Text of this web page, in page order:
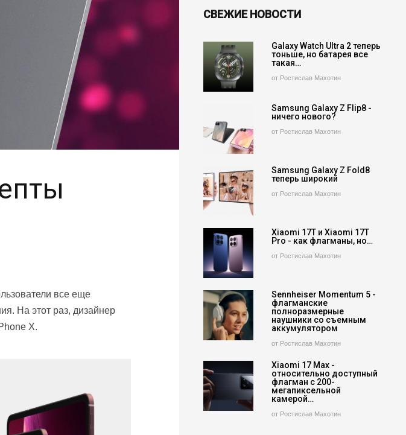
все еще
На этот раз, дизайнер
X.
СВЕЖИЕ НОВОСТИ
Galaxy Watch Ultra 2 теперь
тоньше, но батарея все
такая…
от Ростислав Махотин
Samsung Galaxy Z Flip8 -
ничего нового?
от Ростислав Махотин
Samsung Galaxy Z Fold8
теперь широкий
от Ростислав Махотин
Xiaomi 17T и Xiaomi 17T
Pro - как флагманы, но…
от Ростислав Махотин
Sennheiser Momentum 5 -
флагманские
полноразмерные
наушники со съемным
аккумулятором
от Ростислав Махотин
Xiaomi 17 Max -
относительно доступный
флагман с 200-
мегапиксельной
камерой…
от Ростислав Махотин